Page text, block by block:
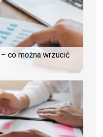
co można wrzucić